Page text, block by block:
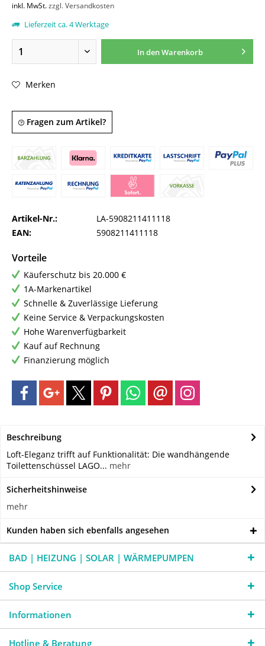
inkl. MwSt.zzgl. Versandkosten
Lieferzeit ca. 4 Werktage
In denWarenkorb
Merken
Fragen zum Artikel?
Artikel-Nr.:
LA-5908211411118
EAN:
5908211411118
Vorteile
Käuferschutz bis 20.000 €
1A-Markenartikel
Schnelle & Zuverlässige Lieferung
Keine Service & Verpackungskosten
Hohe Warenverfügbarkeit
Kauf auf Rechnung
Finanzierung möglich
Beschreibung
Loft-Eleganz trifft auf Funktionalität: Die wandhängende
Toilettenschüssel LAGO... mehr
Sicherheitshinweise
mehr
Kunden haben sich ebenfalls angesehen
BAD | HEIZUNG | SOLAR | WÄRMEPUMPEN
Shop Service
Informationen
Hotline & Beratung